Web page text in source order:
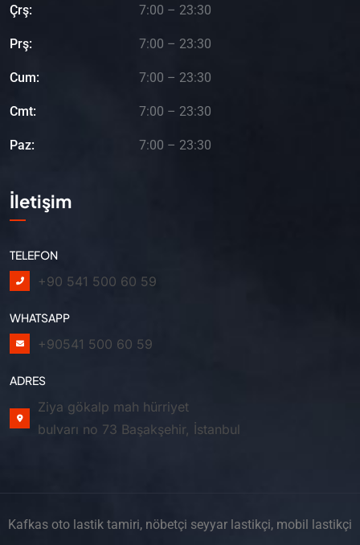
Çrş: 7:00 – 23:30
Prş: 7:00 – 23:30
Cum: 7:00 – 23:30
Cmt: 7:00 – 23:30
Paz: 7:00 – 23:30
İletişim
TELEFON
+90 541 500 60 59
WHATSAPP
+90541 500 60 59
ADRES
Ziya gökalp mah hürriyet
bulvarı no 73 Başakşehir, İstanbul
Kafkas oto lastik tamiri, nöbetçi seyyar lastikçi, mobil lastikçi